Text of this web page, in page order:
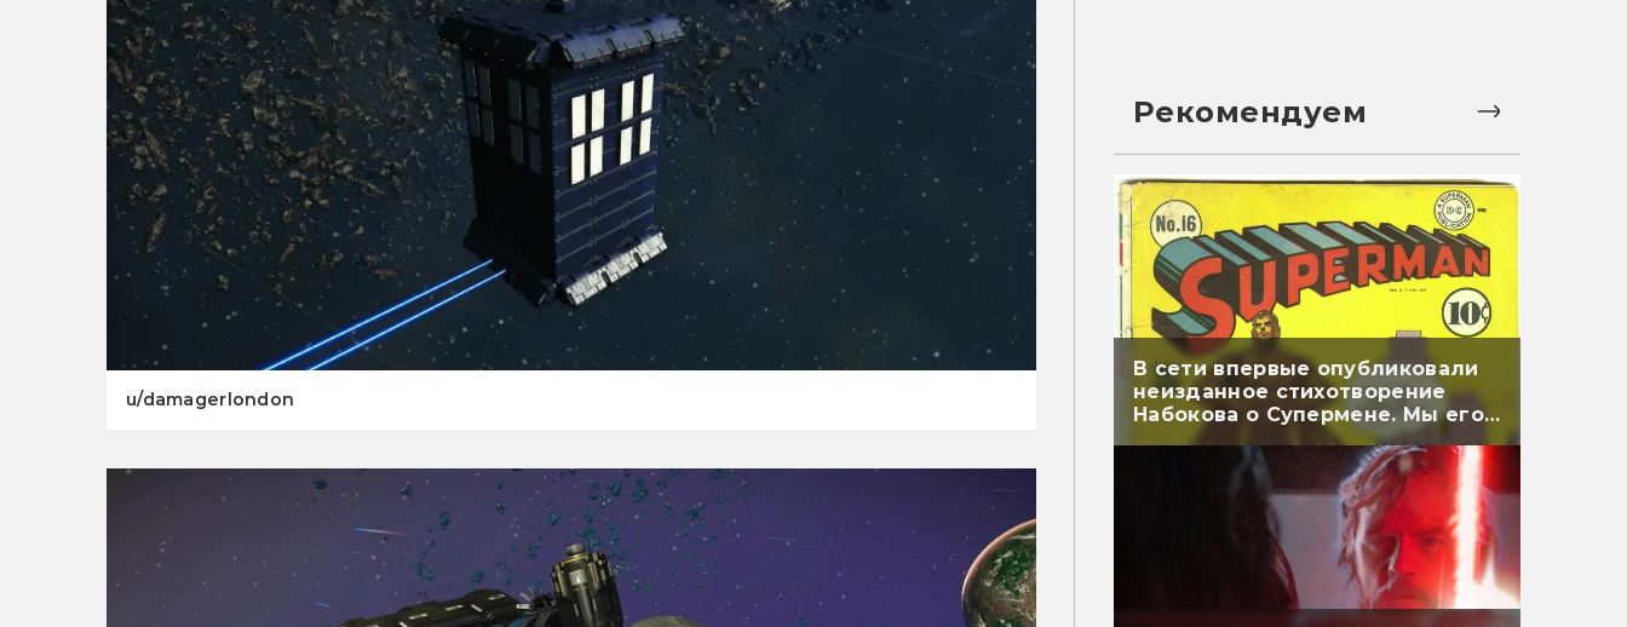
u/damagerlondon
Рекомендуем
В сети впервые опубликовали
неизданное стихотворение
Набокова о Супермене. Мы его
перевели